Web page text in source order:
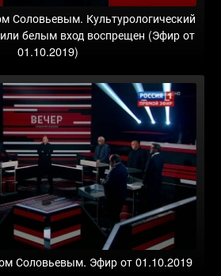
Соловьевым. Культурологический
белым вход воспрещен (Эфир от
01.10.2019)
Соловьевым. Эфир от 01.10.2019